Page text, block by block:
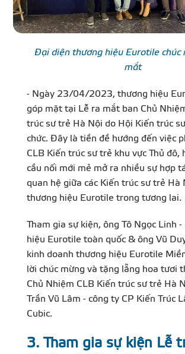
Đại diện thương hiệu Eurotile chúc
mắt
- Ngày 23/04/2023, thương hiệu
góp mặt tại Lễ ra mắt ban Chủ
trúc sư trẻ Hà Nội do Hội Kiến trúc
chức. Đây là tiền đề hướng đến việc
CLB Kiến trúc sư trẻ khu vực Thủ đô,
cầu nối mới mẻ mở ra nhiều sự hợp
quan hệ giữa các Kiến trúc sư trẻ Hà
thương hiệu Eurotile trong tương lai.
Tham gia sự kiện, ông Tô Ngọc Linh
hiệu Eurotile toàn quốc & ông Vũ
kinh doanh thương hiệu Eurotile
lời chúc mừng và tặng lẵng hoa tươi
Chủ Nhiệm CLB Kiến trúc sư trẻ Hà
Trần Vũ Lâm - công ty CP Kiến Trúc
Cubic.
3. Tham gia sự kiện Lễ